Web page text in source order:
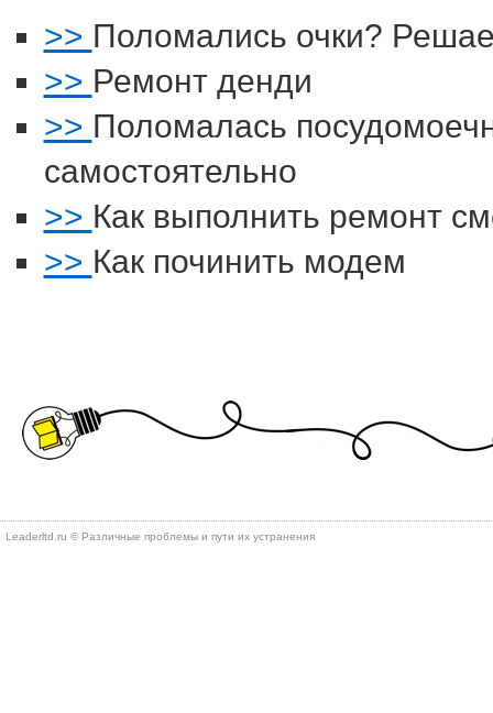
>> Поломались очки?
>> Ремонт денди
>> Поломалась
самостоятельно
>> Как выполнить ремонт
>> Как починить модем
Leaderltd.ru © Различные проблемы и пути их устранения